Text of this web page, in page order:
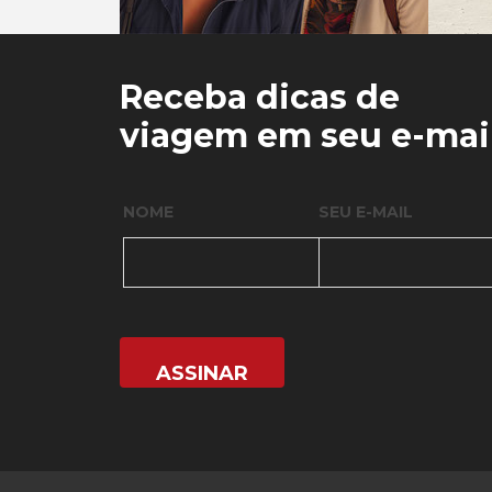
0 0
Receba dicas de
viagem em seu e-
NOME SEU E-MAIL